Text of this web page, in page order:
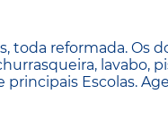
reformada. Os
lavabo,
Escolas.